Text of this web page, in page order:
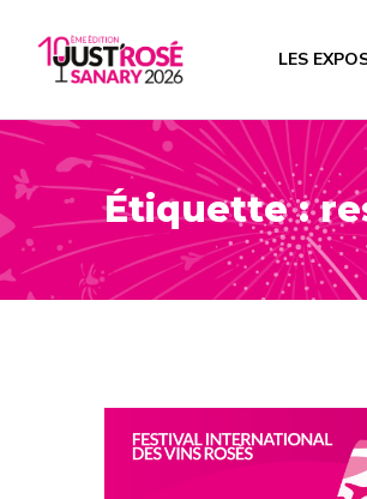
LES
Étiquette :